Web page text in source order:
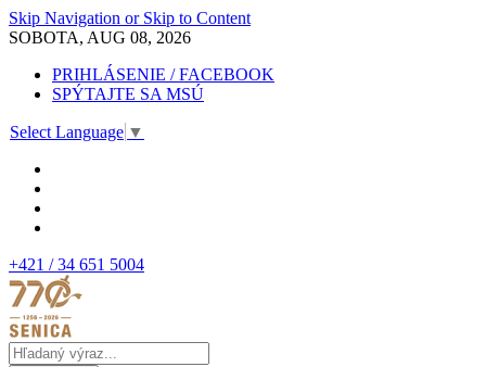
Skip Navigation or Skip to Content
SOBOTA, AUG 08, 2026
PRIHLÁSENIE / FACEBOOK
SPÝTAJTE SA MSÚ
Select Language ▼
+421 / 34 651 5004